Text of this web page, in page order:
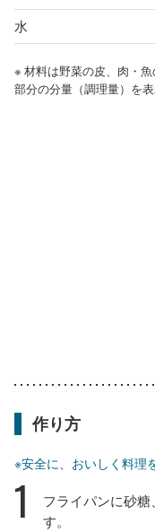
水
※ 材料は野菜の皮、肉・
部分の分量（調理量）を表
作り方
※安全に、おいしく料理
1
フライパンに砂
す。